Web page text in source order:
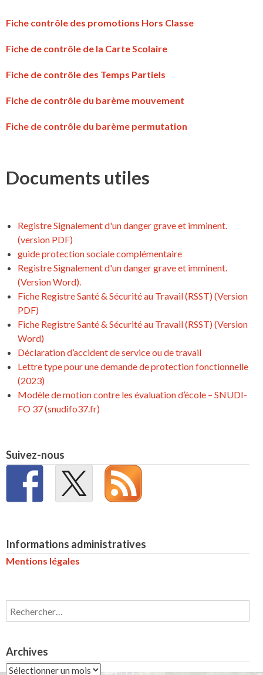
Fiche contrôle des promotions Hors Classe
Fiche de contrôle de la Carte Scolaire
Fiche de contrôle des Temps Partiels
Fiche de contrôle du barème mouvement
Fiche de contrôle du barème permutation
Documents utiles
Registre Signalement d'un danger grave et imminent.
(version PDF)
guide protection sociale complémentaire
Registre Signalement d'un danger grave et imminent.
(Version Word).
Fiche Registre Santé & Sécurité au Travail (RSST) (Version
PDF)
Fiche Registre Santé & Sécurité au Travail (RSST) (Version
Word)
Déclaration d’accident de service ou de travail
Lettre type pour une demande de protection fonctionnelle
(2023)
Modèle de motion contre les évaluation d’école – SNUDI-
FO 37 (snudifo37.fr)
Suivez-nous
Informations administratives
Mentions légales
Rechercher :
Archives
Archives